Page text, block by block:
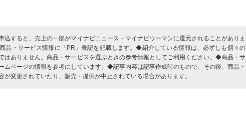
すると、売上の一部がマイナビニュース・マイナビウーマンに還元されることがあり
品・サービス情報に「PR」表記を記載します。◆紹介している情報は、必ずしも個々
はありません。商品・サービスを選ぶときの参考情報としてご利用ください。◆商品・
ムページの情報を参考にしています。◆記事内容は記事作成時のもので、その後、商品
変更されていたり、販売・提供が中止されている場合があります。